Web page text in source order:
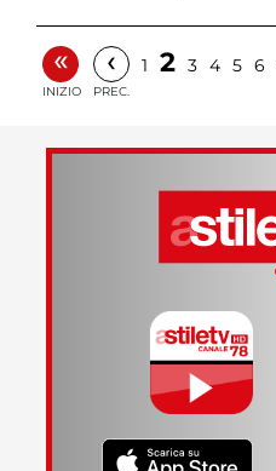
«
INIZIO
‹
PREC.
1 2 3 4 5 6